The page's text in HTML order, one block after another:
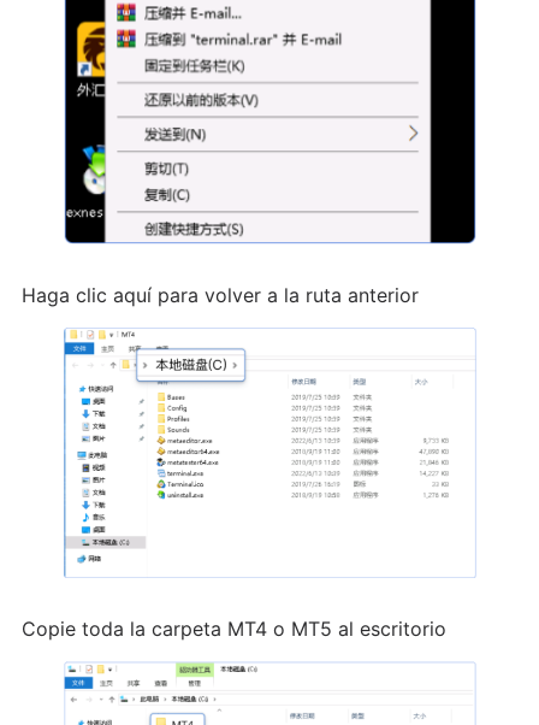
Haga clic aquí para volver a la ruta anterior
Copie toda la carpeta MT4 o MT5 al escritorio